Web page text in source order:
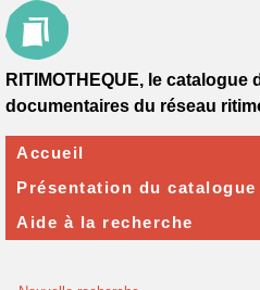
RITIMOTHEQUE, le catalogue
documentaires du réseau
Accueil
Présentation du catalogue
Aide à la recherche